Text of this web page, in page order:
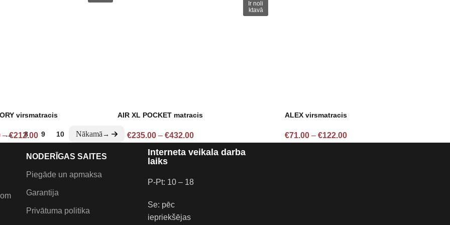
virsmatracis
– €212.00
AIR XL POCKET matracis
€235.00 – €432.00
Ir noli
ktavā
ALEX virsmatracis
€71.00 – €122.00
… 8 9 10 →
NODERĪGAS SAITES
Piegāde un apmaksa
Garantija
Privātuma politika
Interneta veikala darba
laiks
P-Pt: 10 – 18
Se: pēc
iepriekšējas